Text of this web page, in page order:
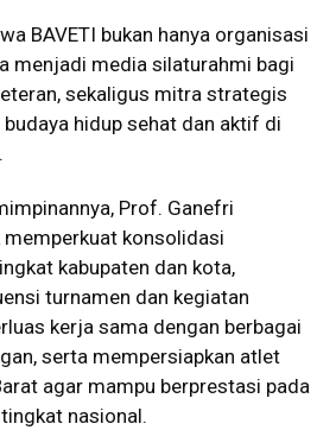
BAVETI bukan hanya organisasi
menjadi media silaturahmi bagi
sekaligus mitra strategis
hidup sehat dan aktif di
Prof. Ganefri
konsolidasi
kabupaten dan kota,
turnamen dan kegiatan
kerja sama dengan berbagai
serta mempersiapkan atlet
agar mampu berprestasi pada
nasional.